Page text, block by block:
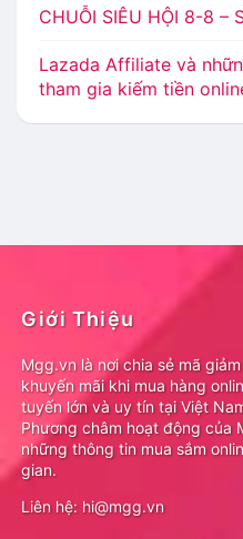
CHUỖI SIÊU HỘI 8-8 –
Lazada Affiliate và
tham gia kiếm tiền
Giới Thiệu
Mgg.vn là nơi chia sẻ mã
khuyến mãi khi mua hàng
tuyến lớn và uy tín tại Việt
Phương châm hoạt động của
những thông tin mua sắm
gian.
Liên hệ: hi@mgg.vn